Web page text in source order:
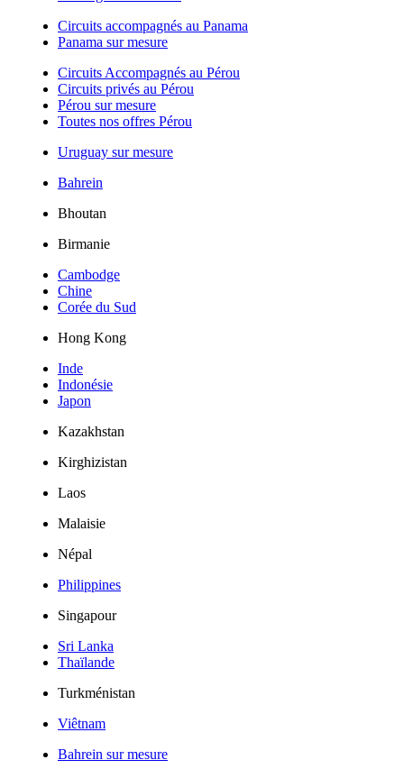
Circuits accompagnés au Panama
Panama sur mesure
Circuits Accompagnés au Pérou
Circuits privés au Pérou
Pérou sur mesure
Toutes nos offres Pérou
Uruguay sur mesure
Bahrein
Bhoutan
Birmanie
Cambodge
Chine
Corée du Sud
Hong Kong
Inde
Indonésie
Japon
Kazakhstan
Kirghizistan
Laos
Malaisie
Népal
Philippines
Singapour
Sri Lanka
Thaïlande
Turkménistan
Viêtnam
Bahrein sur mesure